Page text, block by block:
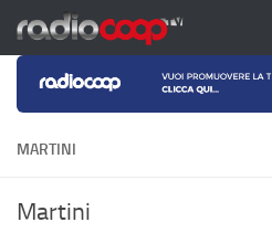
Salta al contenuto
MARTINI
Martini